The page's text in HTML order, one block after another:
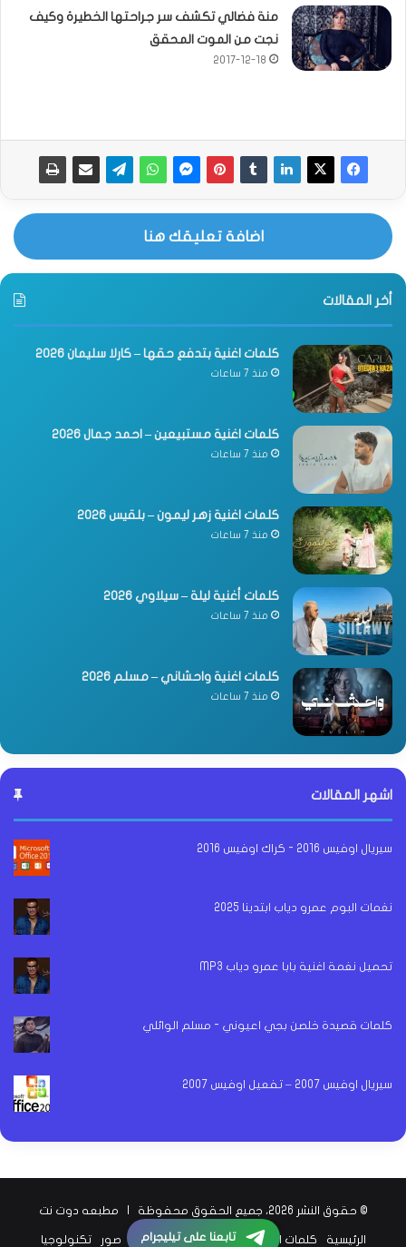
منة فضالي تكشف سر جراحتها الخطيرة وكيف
نجت من الموت المحقق
2017-12-18
اضافة تعليقك هنا
أخر المقالات
كلمات اغنية بتدفع حقها – كارلا سليمان 2026
منذ 7 ساعات
كلمات اغنية مستبيعين – احمد جمال 2026
منذ 7 ساعات
كلمات اغنية زهر ليمون – بلقيس 2026
منذ 7 ساعات
كلمات أغنية ليلة – سيلاوي 2026
منذ 7 ساعات
كلمات اغنية واحشاني – مسلم 2026
منذ 7 ساعات
اشهر المقالات
سيريال اوفيس 2016 - كراك اوفيس 2016
نغمات البوم عمرو دياب ابتدينا 2025
تحميل نغمة اغنية بابا عمرو دياب MP3
كلمات قصيدة خلصن بجي اعيوني - مسلم الوائلي
سيريال اوفيس 2007 – تفعيل اوفيس 2007
© حقوق النشر 2026، جميع الحقوق محفوظة | مطبعه دوت نت
الرئيسية كلمات اغاني اخبار الفن اخبار الرياضة صور تكنولوجيا تابعنا على تيليجرام